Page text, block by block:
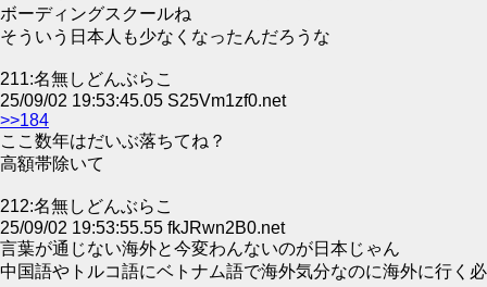
ボーディングスクールね
そういう日本人も少なくなったんだろうな
211:名無しどんぶらこ
25/09/02 19:53:45.05 S25Vm1zf0.net
>>184
ここ数年はだいぶ落ちてね？
高額帯除いて
212:名無しどんぶらこ
25/09/02 19:53:55.55 fkJRwn2B0.net
言葉が通じない海外と今変わんないのが日本じゃん
中国語やトルコ語にベトナム語で海外気分なのに海外に行く